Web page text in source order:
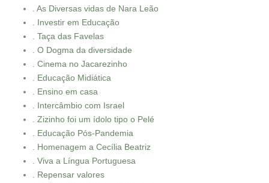
. As Diversas vidas de Nara Leão
. Investir em Educação
. Taça das Favelas
. O Dogma da diversidade
. Cinema no Jacarezinho
. Educação Midiática
. Ensino em casa
. Intercâmbio com Israel
. Zizinho foi um ídolo tipo o Pelé
. Educação Pós-Pandemia
. Homenagem a Cecília Beatriz
. Viva a Língua Portuguesa
. Repensar valores